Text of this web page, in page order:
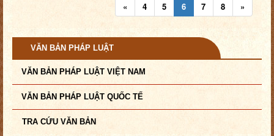
«
4 5 6 7 8 »
VĂN BẢN PHÁP LUẬT
VĂN BẢN PHÁP LUẬT VIỆT NAM
VĂN BẢN PHÁP LUẬT QUỐC TẾ
TRA CỨU VĂN BẢN